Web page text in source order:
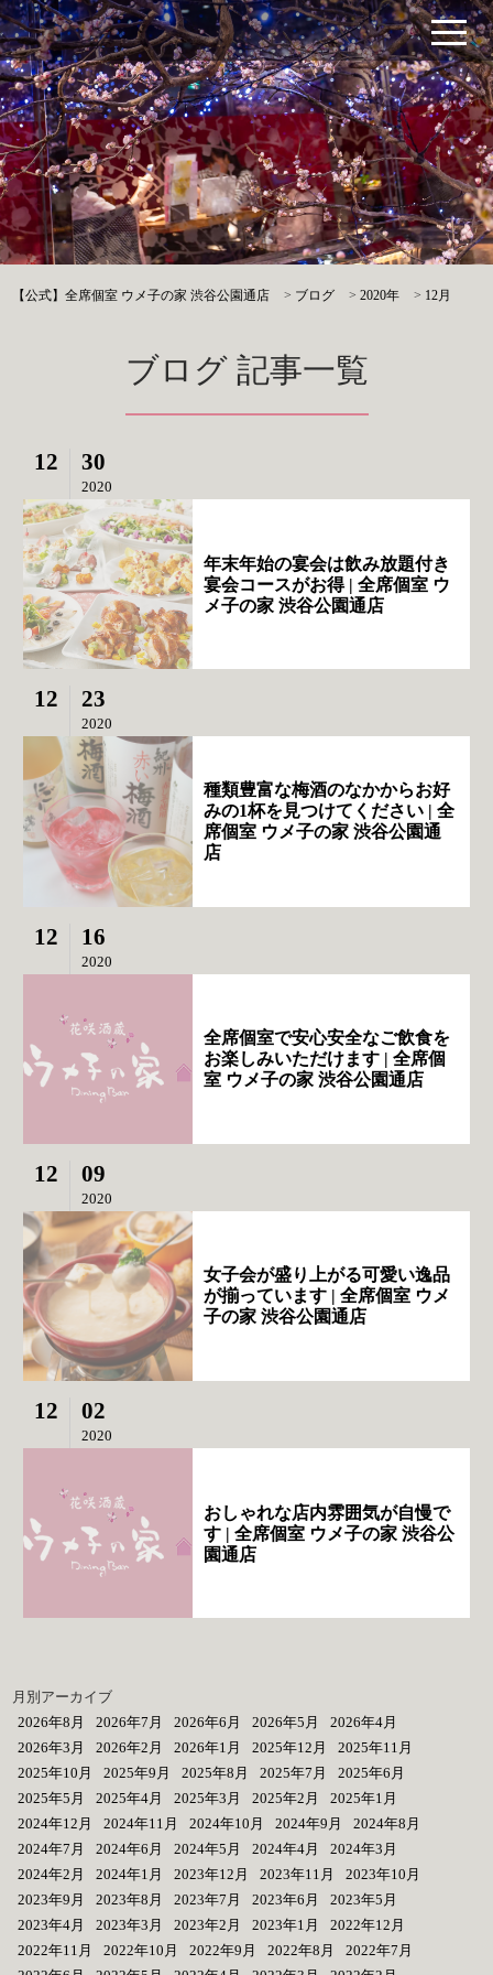
【公式】全席個室 ウメ子の家 渋谷公園通店 > ブログ >2020年 > 12月
ブログ 記事一覧
12 30
2020
年末年始の宴会は飲み放題付き
宴会コースがお得 | 全席個室 ウ
メ子の家 渋谷公園通店
12 23
2020
種類豊富な梅酒のなかからお好
みの1杯を見つけてください | 全
席個室 ウメ子の家 渋谷公園通
店
12 16
2020
全席個室で安心安全なご飲食を
お楽しみいただけます | 全席個
室 ウメ子の家 渋谷公園通店
12 09
2020
女子会が盛り上がる可愛い逸品
が揃っています | 全席個室 ウメ
子の家 渋谷公園通店
12 02
2020
おしゃれな店内雰囲気が自慢で
す | 全席個室 ウメ子の家 渋谷公
園通店
月別アーカイブ
2026年8月
2026年7月 2026年6月 2026年5月
2026年4月
2026年3月
2026年2月 2026年1月 2025年12月
2025年11月
2025年10月
2025年9月 2025年8月 2025年7月
2025年6月
2025年5月
2025年4月 2025年3月 2025年2月
2025年1月
2024年12月
2024年11月 2024年10月 2024年9月
2024年8月
2024年7月
2024年6月 2024年5月 2024年4月
2024年3月
2024年2月
2024年1月 2023年12月 2023年11月
2023年10月
2023年9月
2023年8月 2023年7月 2023年6月
2023年5月
2023年4月
2023年3月 2023年2月 2023年1月
2022年12月
2022年11月
2022年10月 2022年9月 2022年8月
2022年7月